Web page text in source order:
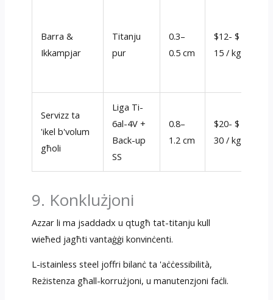
Barra &
Ikkampjar
Titanju
pur
0.3–
0.5 cm
$12- $
15 / kg
Servizz ta
'ikel b'volum
għoli
Liga Ti-
6al-4V +
Back-up
SS
0.8–
1.2 cm
$20- $
30 / kg
9. Konklużjoni
Azzar li ma jsaddadx u qtugħ tat-titanju kull
wieħed jagħti vantaġġi konvinċenti.
L-istainless steel joffri bilanċ ta 'aċċessibilità,
Reżistenza għall-korrużjoni, u manutenzjoni faċli.